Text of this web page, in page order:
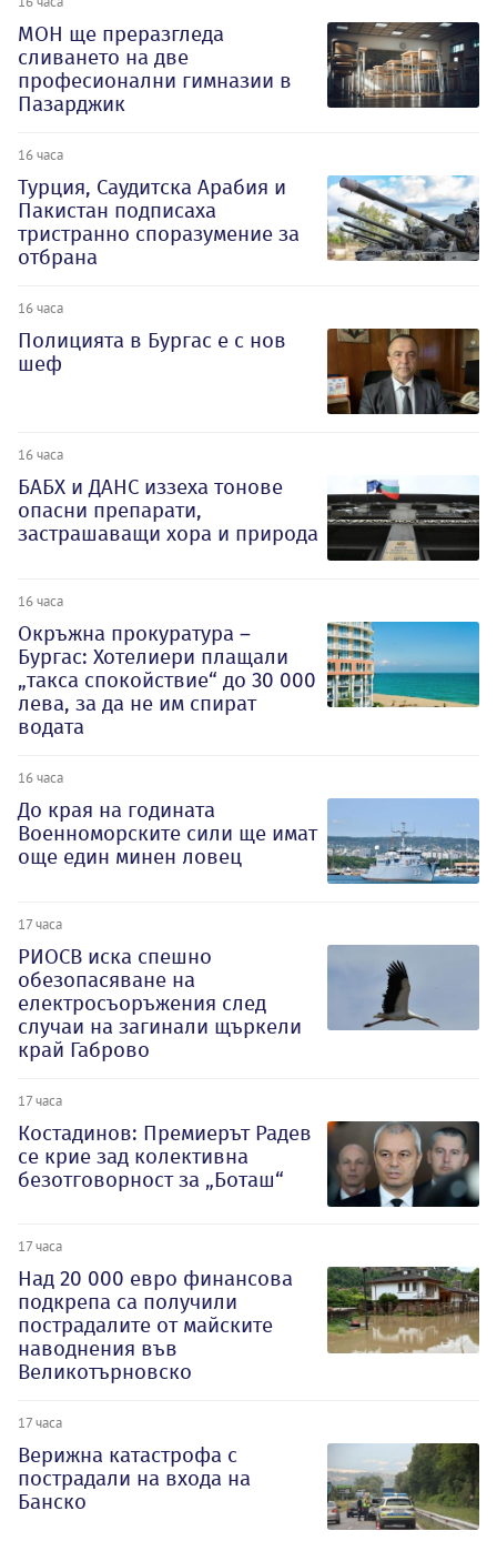
МОН ще преразгледа
сливането на две
професионални гимназии в
Пазарджик
16 часа
Турция, Саудитска Арабия и
Пакистан подписаха
тристранно споразумение за
отбрана
16 часа
Полицията в Бургас е с нов
шеф
16 часа
БАБХ и ДАНС иззеха тонове
опасни препарати,
застрашаващи хора и природа
16 часа
Окръжна прокуратура –
Бургас: Хотелиери плащали
„такса спокойствие“ до 30 000
лева, за да не им спират
водата
16 часа
До края на годината
Военноморските сили ще имат
още един минен ловец
17 часа
РИОСВ иска спешно
обезопасяване на
електросъоръжения след
случаи на загинали щъркели
край Габрово
17 часа
Костадинов: Премиерът Радев
се крие зад колективна
безотговорност за „Боташ“
17 часа
Над 20 000 евро финансова
подкрепа са получили
пострадалите от майските
наводнения във
Великотърновско
17 часа
Верижна катастрофа с
пострадали на входа на
Банско